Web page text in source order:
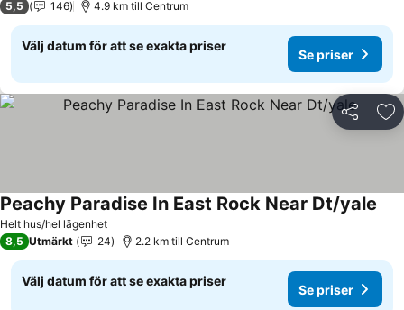
5,5 146 4.9 km till Centrum
Välj datum för att se exakta priser
Se priser
Dela
Helt hus/hel lägenhet
Peachy Paradise In East Rock Near Dt/yale
8,5 Utmärkt 24 2.2 km till Centrum
Välj datum för att se exakta priser
Se priser